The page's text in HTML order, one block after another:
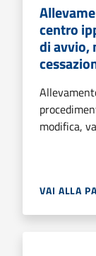
centro
di avvio,
modifica,
VAI ALLA